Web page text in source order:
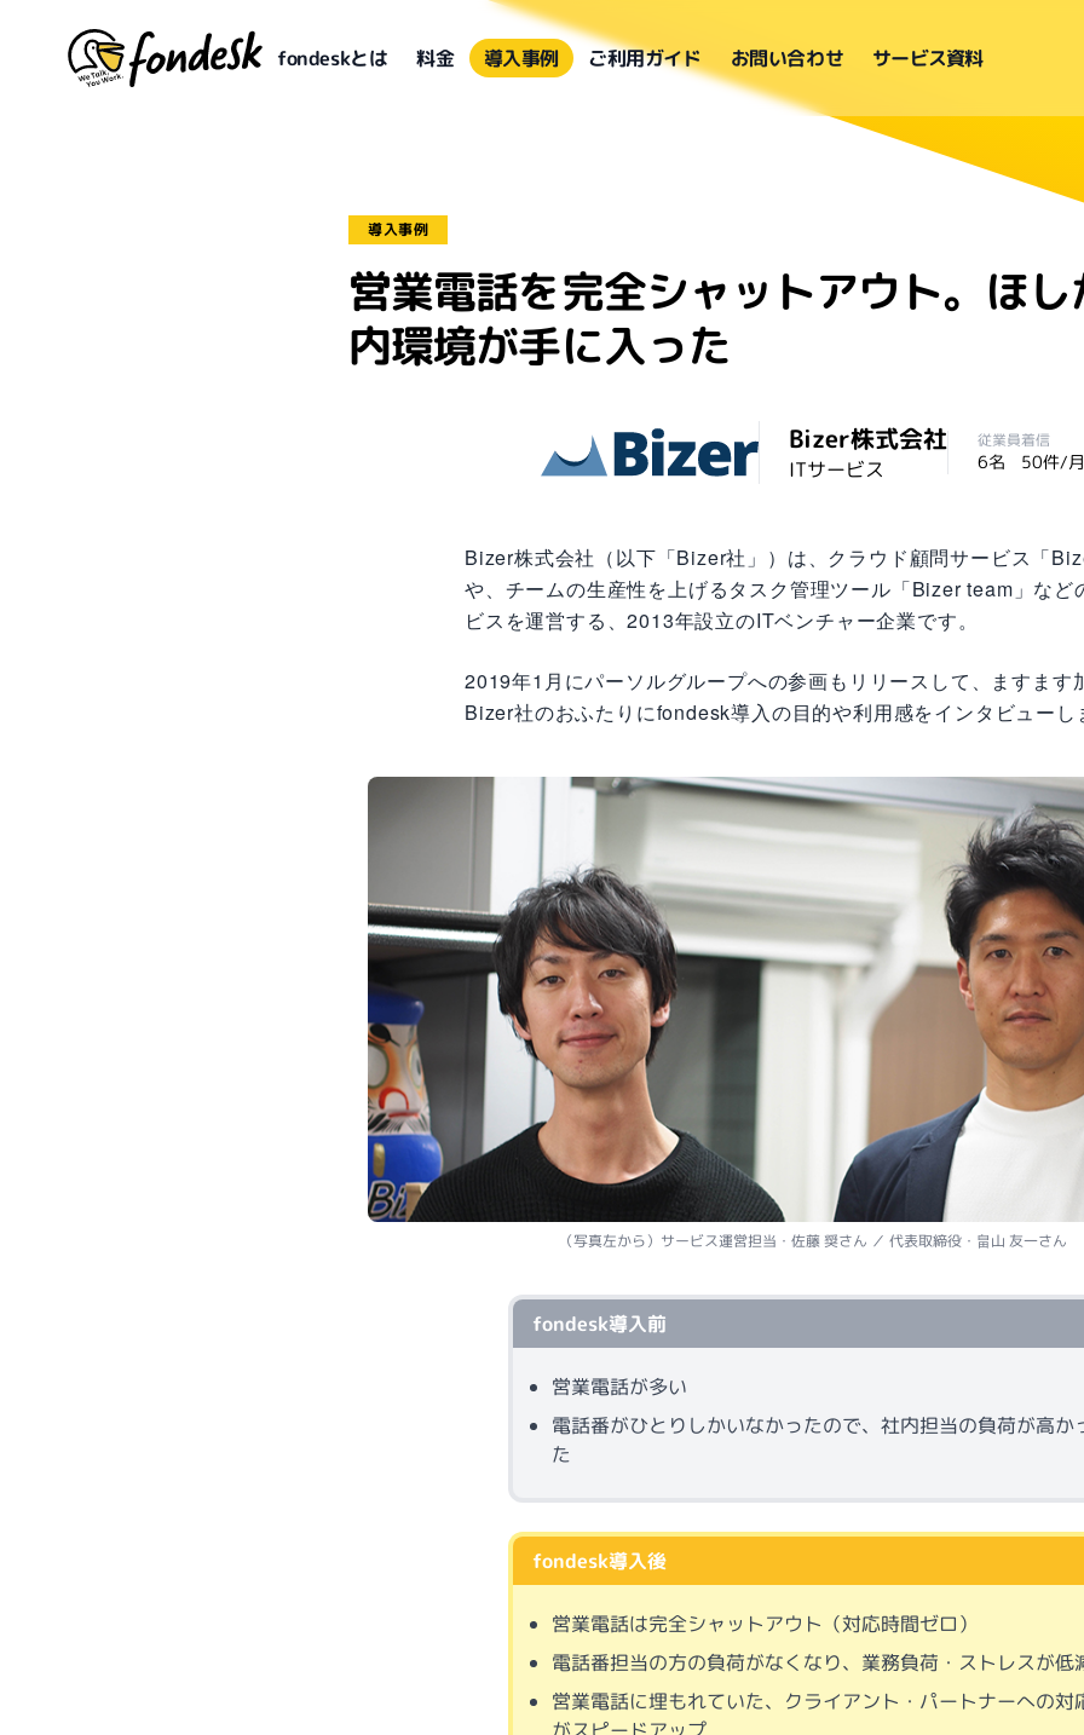
fondeskとは 料金 導入事例 ご利用ガイド お問い合わせ サービス資料
導入事例
営業電話を完全シャットアウト。ほ
内環境が手に入った
Bizer株式会社
ITサービス
従業員
6名
着信
50件/月
Bizer株式会社（以下「Bizer社」）は、クラウド顧問サービス「
や、チームの生産性を上げるタスク管理ツール「Bizer team」など
ビスを運営する、2013年設立のITベンチャー企業です。
2019年1月にパーソルグループへの参画もリリースして、ますます
Bizer社のおふたりにfondesk導入の目的や利用感をインタビューし
（写真左から）サービス運営担当・佐藤 奨さん ／ 代表取締役・畠山 友一さん
fondesk導入前
営業電話が多い
電話番がひとりしかいなかったので、社内担当の負荷が高か
た
fondesk導入後
営業電話は完全シャットアウト（対応時間ゼロ）
電話番担当の方の負荷がなくなり、業務負荷・ストレスが低
営業電話に埋もれていた、クライアント・パートナーへの対